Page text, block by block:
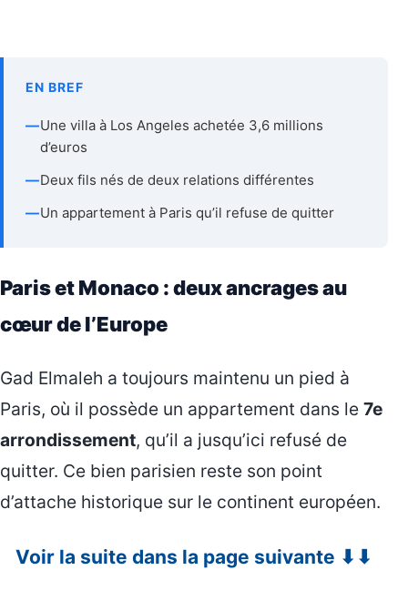
EN BREF
—Une villa à Los Angeles achetée 3,6 millions
d’euros
—Deux fils nés de deux relations différentes
—Un appartement à Paris qu’il refuse de quitter
Paris et Monaco : deux ancrages au
cœur de l’Europe
Gad Elmaleh a toujours maintenu un pied à
Paris, où il possède un appartement dans le 7e
arrondissement, qu’il a jusqu’ici refusé de
quitter. Ce bien parisien reste son point
d’attache historique sur le continent européen.
Voir la suite dans la page suivante ⬇⬇